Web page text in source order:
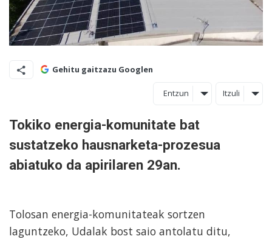
Gehitu gaitzazu Googlen
Entzun Itzuli
Tokiko energia-komunitate bat
sustatzeko hausnarketa-prozesua
abiatuko da apirilaren 29an.
Tolosan energia-komunitateak sortzen
laguntzeko, Udalak bost saio antolatu ditu,